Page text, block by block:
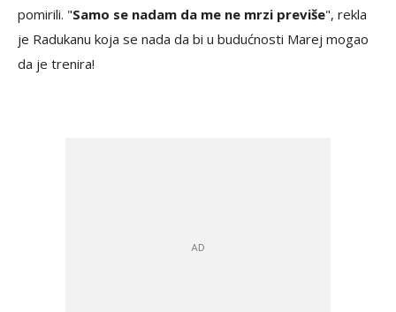
pomirili. "Samo se nadam da me ne mrzi previše", rekla
je Radukanu koja se nada da bi u budućnosti Marej mogao
da je trenira!